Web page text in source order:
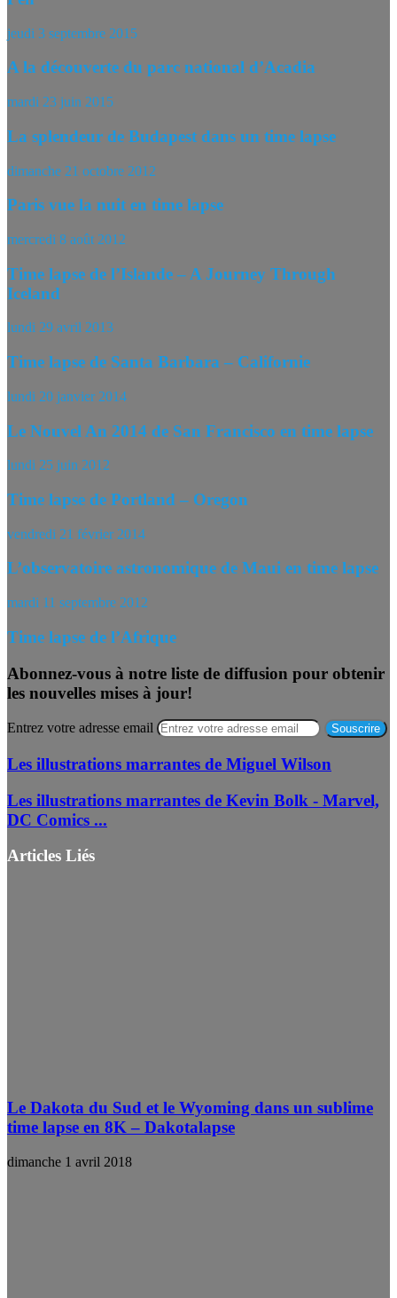
jeudi 3 septembre 2015
A la découverte du parc national d’Acadia
mardi 23 juin 2015
La splendeur de Budapest dans un time lapse
dimanche 21 octobre 2012
Paris vue la nuit en time lapse
mercredi 8 août 2012
Time lapse de l’Islande – A Journey Through
Iceland
lundi 29 avril 2013
Time lapse de Santa Barbara – Californie
lundi 20 janvier 2014
Le Nouvel An 2014 de San Francisco en time lapse
lundi 25 juin 2012
Time lapse de Portland – Oregon
vendredi 21 février 2014
L’observatoire astronomique de Maui en time lapse
mardi 11 septembre 2012
Time lapse de l’Afrique
Abonnez-vous à notre liste de diffusion pour obtenir
les nouvelles mises à jour!
Entrez votre adresse email
Les illustrations marrantes de Miguel Wilson
Les illustrations marrantes de Kevin Bolk - Marvel,
DC Comics ...
Articles Liés
Le Dakota du Sud et le Wyoming dans un sublime
time lapse en 8K – Dakotalapse
dimanche 1 avril 2018